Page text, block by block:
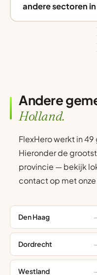
andere sectoren
Andere
Holland.
FlexHero werkt in
Hieronder de
provincie — bekijk
contact op met
Den Haag
Dordrecht
Westland